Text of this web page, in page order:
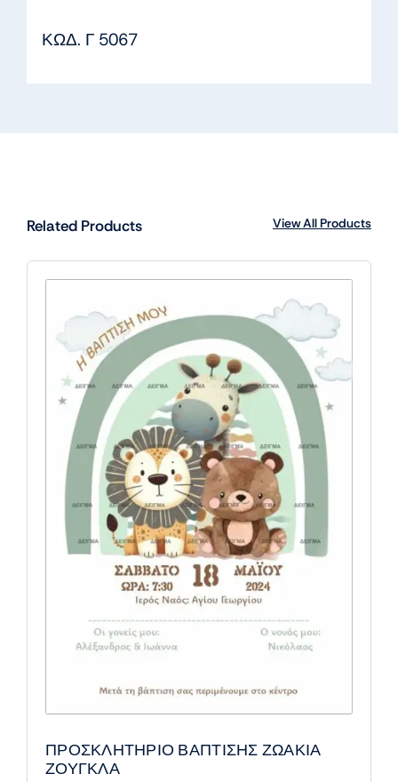
ΚΩΔ. Γ 5067
Related Products View All Products
ΠΡΟΣΚΛΗΤΗΡΙΟ ΒΑΠΤΙΣΗΣ ΖΩΑΚΙΑ
ΖΟΥΓΚΛΑ